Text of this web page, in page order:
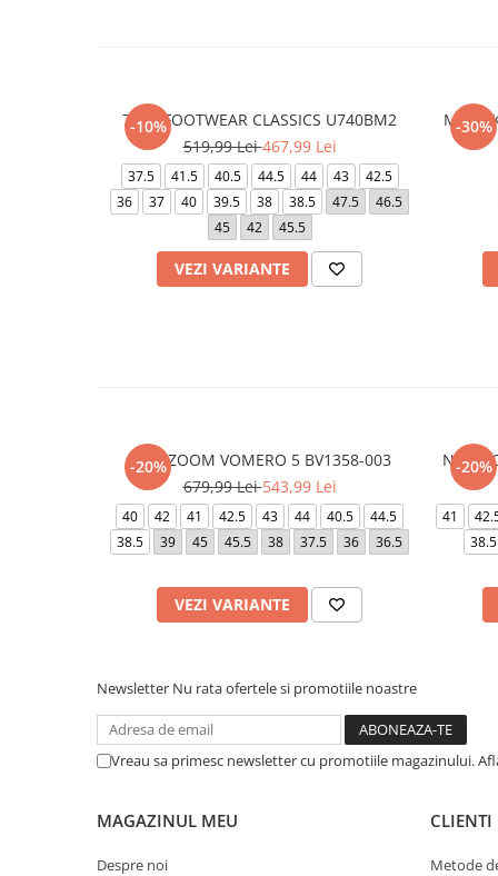
-10%
740 - FOOTWEAR CLASSICS U740BM2
519,99 Lei467,99 Lei
37.5 41.5 40.5 44.5 44 43
42.5
36
37 40 39.5 38 38.5 47.5
46.5
45
42 45.5
VEZI VARIANTE
-30%
M J
-20%
NIKE ZOOM VOMERO 5 BV1358-003
679,99 Lei543,99 Lei
40 42 41 42.5 43 44 40.5
44.5
38.5
39 45 45.5 38 37.5 36 36.5
VEZI VARIANTE
-20%
NIKE
41
38.5
Newsletter Nu rata ofertele si promotiile noastre
Vreau sa primesc newsletter cu promotiile magazinului.
MAGAZINUL MEU
Despre noi
CLIENTI
Metode